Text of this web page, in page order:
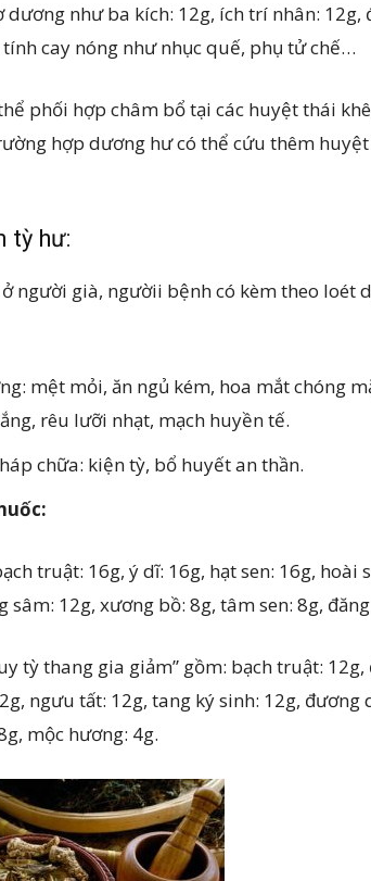
dương như ba kích: 12g, ích trí nhân:
tính cay nóng như nhục quế, phụ tử chế…
phối hợp châm bổ tại các huyệt thái
hợp dương hư có thể cứu thêm
tỳ hư:
người già, ngườii bệnh có kèm theo loét
mệt mỏi, ăn ngủ kém, hoa mắt chóng
rêu lưỡi nhạt, mạch huyền tế.
chữa: kiện tỳ, bổ huyết an thần.
truật: 16g, ý dĩ: 16g, hạt sen: 16g, hoài
sâm: 12g, xương bồ: 8g, tâm sen: 8g,
tỳ thang gia giảm” gồm: bạch truật: 12g,
ngưu tất: 12g, tang ký sinh: 12g, đương
mộc hương: 4g.